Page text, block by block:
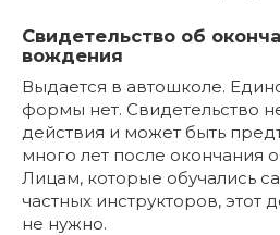
Свидетельство об
вождения
Выдается в автошколе.
формы нет. Свидетельство
действия и может быть
много лет после окончания
Лицам, которые обучались
частных инструкторов, этот
не нужно.